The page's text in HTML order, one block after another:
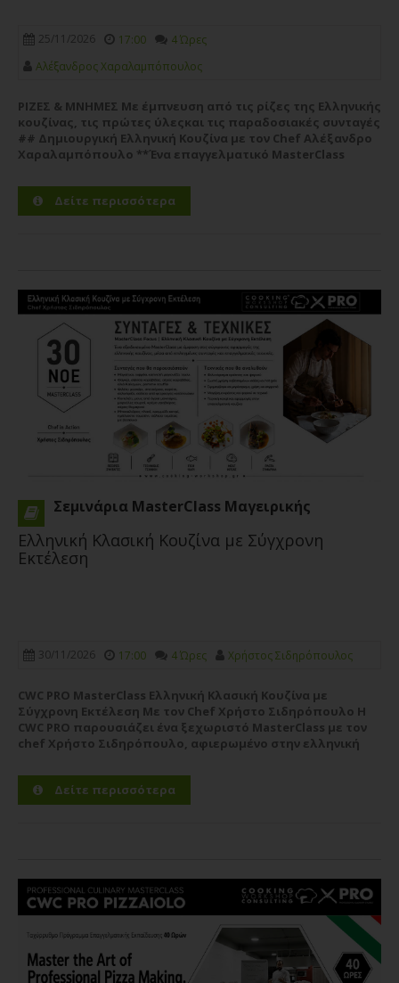
25/11/2026 17:00
4 Ώρες
Aλέξανδρος Xαραλαμπόπουλος
ΡΙΖΕΣ & ΜΝΗΜΕΣ Με έμπνευση από τις ρίζες της Ελληνικής
κουζίνας, τις πρώτες ύλεςκαι τις παραδοσιακές συνταγές
## Δημιουργική Ελληνική Κουζίνα με τον Chef Αλέξανδρο
Χαραλαμπόπουλο **Ένα επαγγελματικό MasterClass
τις...Περισσότερα
Δείτε περισσότερα
Σεμινάρια MasterClass Μαγειρικής
Ελληνική Κλασική Κουζίνα με Σύγχρονη
Εκτέλεση
30/11/2026 17:00 4 Ώρες Χρήστος Σιδηρόπουλος
CWC PRO MasterClass Ελληνική Κλασική Κουζίνα με
Σύγχρονη Εκτέλεση Με τον Chef Χρήστο Σιδηρόπουλο Η
CWC PRO παρουσιάζει ένα ξεχωριστό MasterClass με τον
chef Χρήστο Σιδηρόπουλο, αφιερωμένο στην ελληνική
αυτό το σεμινάριο, ο chef θα...
Δείτε περισσότερα